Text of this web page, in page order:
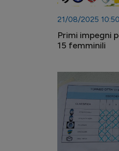
21/08/2025 10:50
Primi impegni
15 femminili